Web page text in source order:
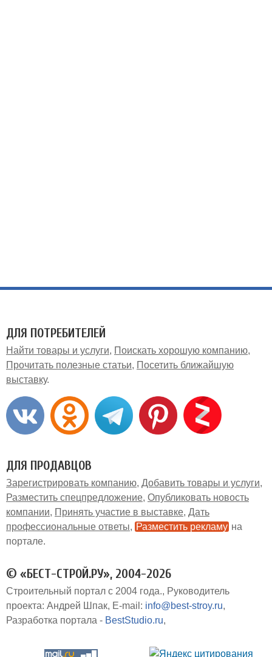
ДЛЯ ПОТРЕБИТЕЛЕЙ
Найти товары и услуги
Поискать хорошую компанию
Прочитать полезные статьи
Посетить ближайшую
выставку
ДЛЯ ПРОДАВЦОВ
Зарегистрировать компанию Добавить товары и услуги
Разместить спецпредложение Опубликовать новость
компании
Принять участие в выставке Дать
профессиональные ответы
Разместить рекламу на
портале
© «БЕСТ-СТРОЙ.РУ», 2004-2026
Строительный портал с 2004 года.
Руководитель
проекта: Андрей Шпак E-mail: info@best-stroy.ru
Разработка портала - BestStudio.ru